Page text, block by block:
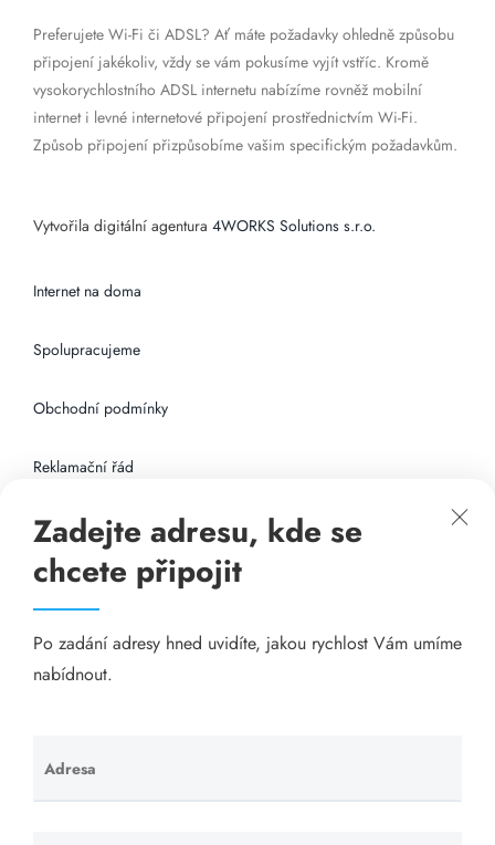
Preferujete Wi-Fi či ADSL? Ať máte požadavky ohledně způsobu
připojení jakékoliv, vždy se vám pokusíme vyjít vstříc. Kromě
vysokorychlostního ADSL internetu nabízíme rovněž mobilní
internet i levné internetové připojení prostřednictvím Wi-Fi.
Způsob připojení přizpůsobíme vašim specifickým požadavkům.
Vytvořila digitální agentura 4WORKS Solutions s.r.o.
Internet na doma
Spolupracujeme
Obchodní podmínky
Reklamační řád
Připojení k internetu
Odkazy
Katalog A-seznam.cz
Visací zámky - TOKOZ
Zadejte adresu, kde se
chcete připojit
Po zadání adresy hned uvidíte, jakou rychlost Vám umíme
nabídnout.
Adresa
Ponechte
toto pole